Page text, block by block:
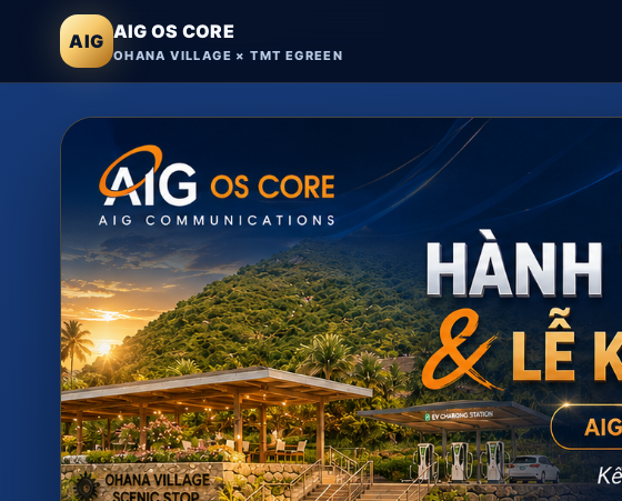
AIG AIG OS CORE
OHANA VILLAGE × TMT EGREEN